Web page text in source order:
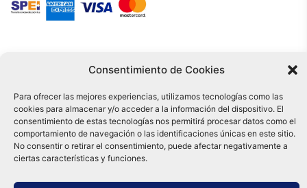
Consentimiento de Cookies
Para ofrecer las mejores experiencias, utilizamos tecnologías como las
cookies para almacenar y/o acceder a la información del dispositivo. El
consentimiento de estas tecnologías nos permitirá procesar datos como el
comportamiento de navegación o las identificaciones únicas en este sitio.
No consentir o retirar el consentimiento, puede afectar negativamente a
ciertas características y funciones.
Tu compra es respaldada por nuestro certificado SSL y operada bajo las
mejores prácticas de seguridad.
Distribuidora Tamex - México
e-commerce